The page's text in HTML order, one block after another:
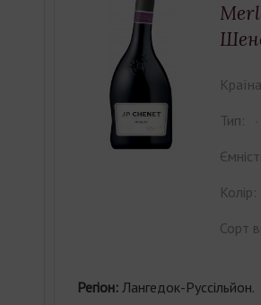
Тип:
Колір:
Сорт
Регіон:Лангедок-Руссільйон.